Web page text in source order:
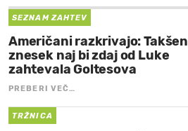
SEZNAM ZAHTEV
Američani razkrivajo: Takšen
znesek naj bi zdaj od Luke
zahtevala Goltesova
PREBERI VEČ…
TRŽNICA